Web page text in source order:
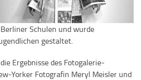
Schulen und wurde
gestaltet.
Ergebnisse des Fotogalerie-
Yorker Fotografin Meryl Meisler und